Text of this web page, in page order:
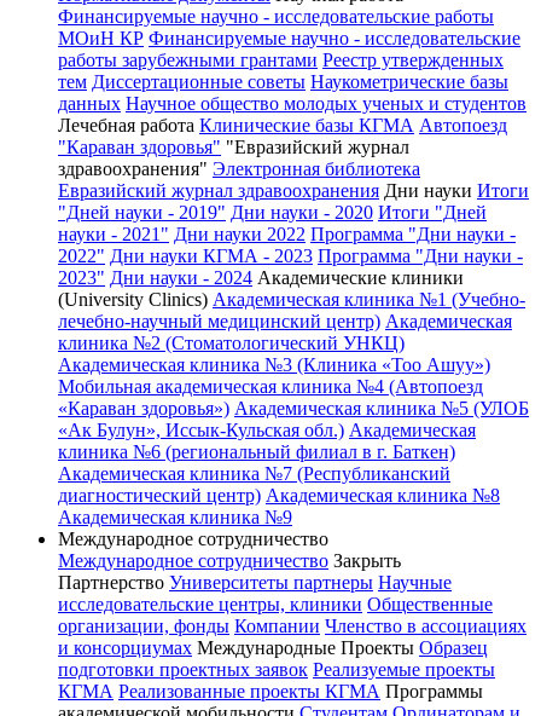
Финансируемые научно - исследовательские работы
МОиН КР Финансируемые научно - исследовательские
работы зарубежными грантами Реестр утвержденных
тем Диссертационные советы Наукометрические базы
данных Научное общество молодых ученых и студентов
Лечебная работа Клинические базы КГМА Автопоезд
"Караван здоровья" "Евразийский журнал
здравоохранения" Электронная библиотека
Евразийский журнал здравоохранения Дни науки Итоги
"Дней науки - 2019" Дни науки - 2020 Итоги "Дней
науки - 2021" Дни науки 2022 Программа "Дни науки -
2022" Дни науки КГМА - 2023 Программа "Дни науки -
2023" Дни науки - 2024 Академические клиники
(University Clinics) Академическая клиника №1 (Учебно-
лечебно-научный медицинский центр) Академическая
клиника №2 (Стоматологический УНКЦ)
Академическая клиника №3 (Клиника «Тоо Ашуу»)
Мобильная академическая клиника №4 (Автопоезд
«Караван здоровья») Академическая клиника №5 (УЛОБ
«Ак Булун», Иссык-Кульская обл.) Академическая
клиника №6 (региональный филиал в г. Баткен)
Академическая клиника №7 (Республиканский
диагностический центр) Академическая клиника №8
Академическая клиника №9
Международное сотрудничество
Международное сотрудничество Закрыть
Партнерство Университеты партнеры Научные
исследовательские центры, клиники Общественные
организации, фонды Компании Членство в ассоциациях
и консорциумах Международные Проекты Образец
подготовки проектных заявок Реализуемые проекты
КГМА Реализованные проекты КГМА Программы